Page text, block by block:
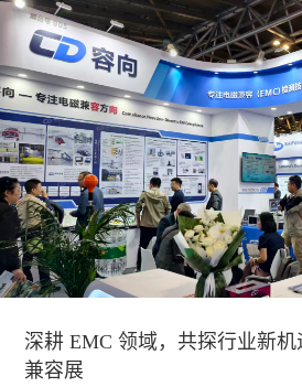
深耕 EMC 领域，共探行业新
兼容展